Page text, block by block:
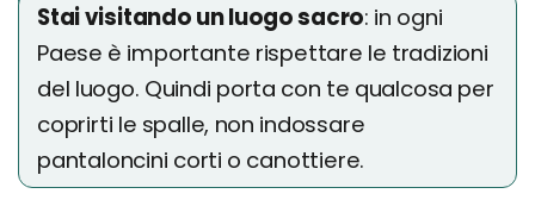
Stai visitando un luogo sacro: in ogni
Paese è importante rispettare le tradizioni
del luogo. Quindi porta con te qualcosa per
coprirti le spalle, non indossare
pantaloncini corti o canottiere.